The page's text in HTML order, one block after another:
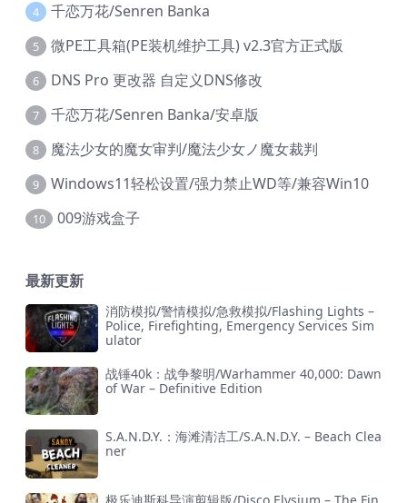
4 千恋万花/Senren Banka
5 微PE工具箱(PE装机维护工具) v2.3官方正式版
6 DNS Pro 更改器 自定义DNS修改
7 千恋万花/Senren Banka/安卓版
8 魔法少女的魔女审判/魔法少女ノ魔女裁判
9 Windows11轻松设置/强力禁止WD等/兼容Win10
10 009游戏盒子
最新更新
消防模拟/警情模拟/急救模拟/Flashing Lights –
Police, Firefighting, Emergency Services Sim
ulator
战锤40k：战争黎明/Warhammer 40,000: Dawn
of War – Definitive Edition
S.A.N.D.Y.：海滩清洁工/S.A.N.D.Y. – Beach Clea
ner
极乐迪斯科导演剪辑版/Disco Elysium – The Fin